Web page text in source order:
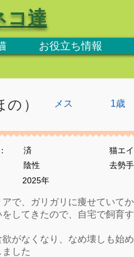
お役立ち情報
達
メス
）
1歳
猫エイ
済
陰性 去勢手
2025年
で、ガリガリに痩せていて
してきたので、自宅で飼育
がなくなり、なめ壊しも始
した